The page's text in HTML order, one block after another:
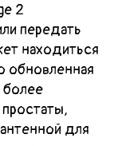
2
передать
находиться
обновленная
более
для